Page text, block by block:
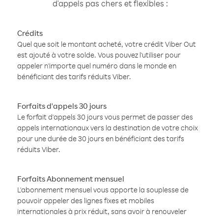
d'appels pas chers et flexibles :
Crédits
Quel que soit le montant acheté, votre crédit Viber Out
est ajouté à votre solde. Vous pouvez l'utiliser pour
appeler n'importe quel numéro dans le monde en
bénéficiant des tarifs réduits Viber.
Forfaits d'appels 30 jours
Le forfait d'appels 30 jours vous permet de passer des
appels internationaux vers la destination de votre choix
pour une durée de 30 jours en bénéficiant des tarifs
réduits Viber.
Forfaits Abonnement mensuel
L'abonnement mensuel vous apporte la souplesse de
pouvoir appeler des lignes fixes et mobiles
internationales à prix réduit, sans avoir à renouveler